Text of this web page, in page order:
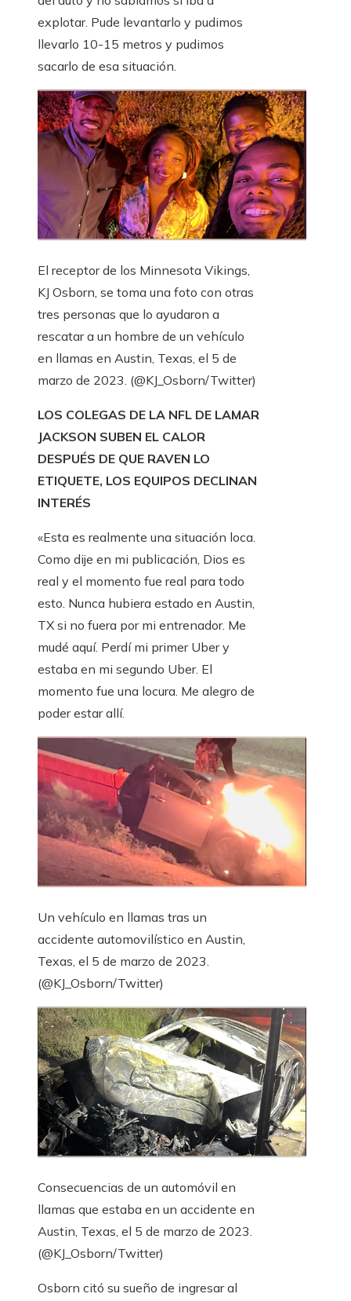
explotar. Pude levantarlo y pudimos
llevarlo 10-15 metros y pudimos
sacarlo de esa situación.
El receptor de los Minnesota Vikings,
KJ Osborn, se toma una foto con otras
tres personas que lo ayudaron a
rescatar a un hombre de un vehículo
en llamas en Austin, Texas, el 5 de
marzo de 2023. (@KJ_Osborn/Twitter)
LOS COLEGAS DE LA NFL DE LAMAR
JACKSON SUBEN EL CALOR
DESPUÉS DE QUE RAVEN LO
ETIQUETE, LOS EQUIPOS DECLINAN
INTERÉS
«Esta es realmente una situación loca.
Como dije en mi publicación, Dios es
real y el momento fue real para todo
esto. Nunca hubiera estado en Austin,
TX si no fuera por mi entrenador. Me
mudé aquí. Perdí mi primer Uber y
estaba en mi segundo Uber. El
momento fue una locura. Me alegro de
poder estar allí.
Un vehículo en llamas tras un
accidente automovilístico en Austin,
Texas, el 5 de marzo de 2023.
(@KJ_Osborn/Twitter)
Consecuencias de un automóvil en
llamas que estaba en un accidente en
Austin, Texas, el 5 de marzo de 2023.
(@KJ_Osborn/Twitter)
Osborn citó su sueño de ingresar al